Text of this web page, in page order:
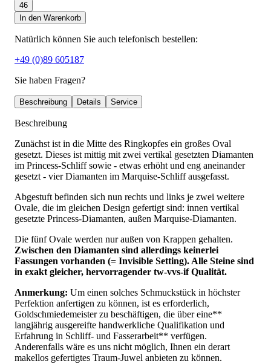
46
In den Warenkorb
Natürlich können Sie auch telefonisch bestellen:
+49 (0)89 605187
Sie haben Fragen?
Beschreibung Details Service
Beschreibung
Zunächst ist in die Mitte des Ringkopfes ein großes Oval
gesetzt. Dieses ist mittig mit zwei vertikal gesetzten Diamanten
im Princess-Schliff sowie - etwas erhöht und eng aneinander
gesetzt - vier Diamanten im Marquise-Schliff ausgefasst.
Abgestuft befinden sich nun rechts und links je zwei weitere
Ovale, die im gleichen Design gefertigt sind: innen vertikal
gesetzte Princess-Diamanten, außen Marquise-Diamanten.
Die fünf Ovale werden nur außen von Krappen gehalten.
Zwischen den Diamanten sind allerdings keinerlei
Fassungen vorhanden (= Invisible Setting). Alle Steine sind
in exakt gleicher, hervorragender tw-vvs-if Qualität.
Anmerkung: Um einen solches Schmuckstück in höchster
Perfektion anfertigen zu können, ist es erforderlich,
Goldschmiedemeister zu beschäftigen, die über eine**
langjährig ausgereifte handwerkliche Qualifikation und
Erfahrung in Schliff- und Fasserarbeit** verfügen.
Anderenfalls wäre es uns nicht möglich, Ihnen ein derart
makellos gefertigtes Traum-Juwel anbieten zu können.